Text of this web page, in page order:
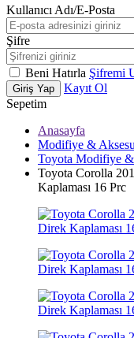
Kullanıcı Adı/E-Posta
Şifre
Beni Hatırla Şifremi
Giriş Yap
Kayıt Ol
Sepetim
Anasayfa
Modifiye &
Toyota Modifiye
Toyota Corolla
Kaplaması 16 Prc